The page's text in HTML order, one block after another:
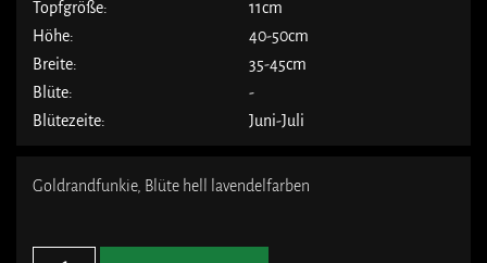
Topfgröße:
11cm
Höhe:
40-50cm
Breite:
35-45cm
Blüte:
-
Blütezeite:
Juni-Juli
Goldrandfunkie, Blüte hell lavendelfarben